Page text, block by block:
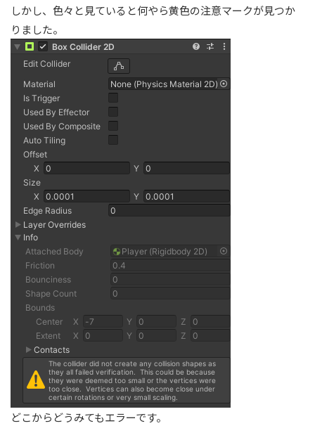
しかし、色々と見ていると何やら黄色の注意マークが見つか
りました。
どこからどうみてもエラーです。